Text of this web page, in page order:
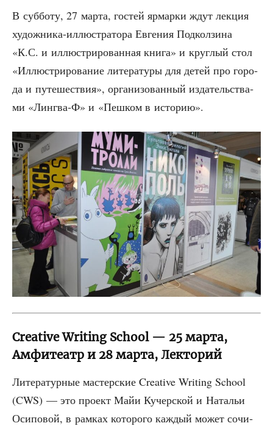
В суб­бо­ту, 27 мар­та, гостей ярмар­ки ждут лек­ция
худож­ни­ка-иллю­стра­то­ра Евге­ния Под­кол­зи­на
«К.С. и иллю­стри­ро­ван­ная кни­га» и круг­лый стол
«Иллю­стри­ро­ва­ние лите­ра­ту­ры для детей про горо­
да и путе­ше­ствия», орга­ни­зо­ван­ный изда­тель­ства­
ми «Лингва‑Ф» и «Пеш­ком в историю».
Creative Writing School — 25 марта,
Амфитеатр и 28 марта, Лекторий
Лите­ра­тур­ные мастер­ские Creative Writing School
(CWS) — это про­ект Майи Кучер­ской и Ната­льи
Оси­по­вой, в рам­ках кото­ро­го каж­дый может сочи­